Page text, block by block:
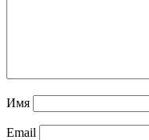
Имя
Email